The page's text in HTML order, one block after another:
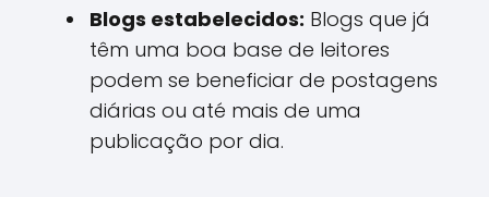
Blogs estabelecidos: Blogs que já
têm uma boa base de leitores
podem se beneficiar de postagens
diárias ou até mais de uma
publicação por dia.